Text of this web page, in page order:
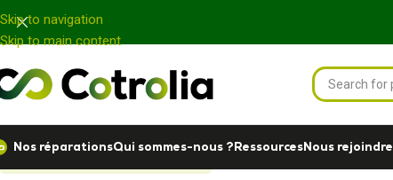
Panneau de gestion des cookies
Skip to navigation
Skip to main content
Nos réparationsQui sommes-nous ?RessourcesNous rejoindre